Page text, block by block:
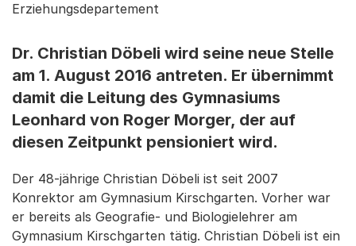
Erziehungsdepartement
Dr. Christian Döbeli wird seine neue Stelle
am 1. August 2016 antreten. Er übernimmt
damit die Leitung des Gymnasiums
Leonhard von Roger Morger, der auf
diesen Zeitpunkt pensioniert wird.
Der 48-jährige Christian Döbeli ist seit 2007
Konrektor am Gymnasium Kirschgarten. Vorher war
er bereits als Geografie- und Biologielehrer am
Gymnasium Kirschgarten tätig. Christian Döbeli ist ein